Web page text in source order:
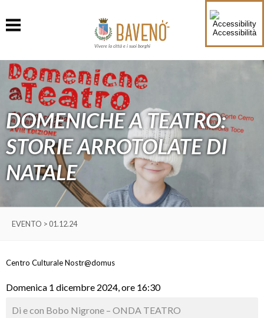
Accessibilità
Vivere la città e i suoi borghi
DOMENICHE A TEATRO:
STORIE ARROTOLATE DI
NATALE
EVENTO > 01.12.24
Centro Culturale Nostr@domus
Domenica 1 dicembre 2024, ore 16:30
Di e con Bobo Nigrone – ONDA TEATRO